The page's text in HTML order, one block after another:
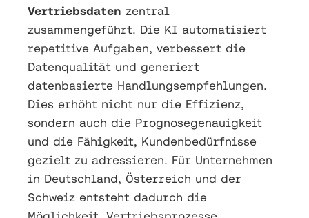
Vertriebsdaten zentral
zusammengeführt. Die KI automatisiert
repetitive Aufgaben, verbessert die
Datenqualität und generiert
datenbasierte Handlungsempfehlungen.
Dies erhöht nicht nur die Effizienz,
sondern auch die Prognosegenauigkeit
und die Fähigkeit, Kundenbedürfnisse
gezielt zu adressieren. Für Unternehmen
in Deutschland, Österreich und der
Schweiz entsteht dadurch die